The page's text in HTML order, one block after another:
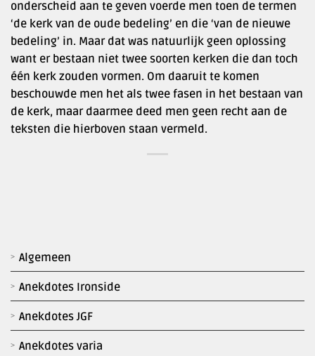
Algemeen
Anekdotes Ironside
Anekdotes JGF
Anekdotes varia
onderscheid aan te geven voerde men toen de termen
‘de kerk van de oude bedeling’ en die ‘van de nieuwe
bedeling’ in. Maar dat was natuurlijk geen oplossing
want er bestaan niet twee soorten kerken die dan toch
één kerk zouden vormen. Om daaruit te komen
beschouwde men het als twee fasen in het bestaan van
de kerk, maar daarmee deed men geen recht aan de
teksten die hierboven staan vermeld.